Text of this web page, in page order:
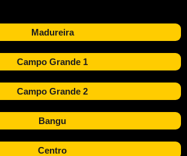
Madureira
Campo Grande 1
Campo Grande 2
Bangu
Centro